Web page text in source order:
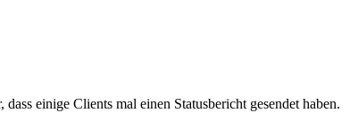
einige Clients mal einen Statusbericht gesendet haben.